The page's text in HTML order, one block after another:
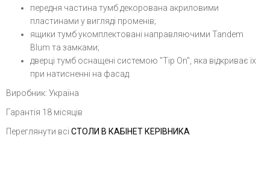
передня частина тумб декорована акриловими
пластинами у вигляді променів;
ящики тумб укомплектовані направляючими Tandem
Blum та замками;
дверці тумб оснащені системою "Tip On", яка відкриває їх
при натисненні на фасад.
Виробник: Україна
Гарантія 18 місяців
Переглянути всі СТОЛИ В КАБІНЕТ КЕРІВНИКА